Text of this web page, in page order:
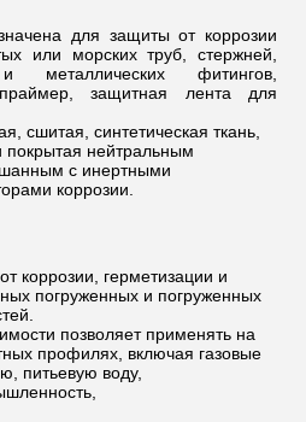
для защиты от коррозии
или морских труб, стержней,
металлических фитингов,
праймер, защитная лента для
сшитая, синтетическая ткань,
нейтральным
с инертными
коррозии.
коррозии, герметизации и
погруженных и погруженных
позволяет применять на
профилях, включая газовые
питьевую воду,